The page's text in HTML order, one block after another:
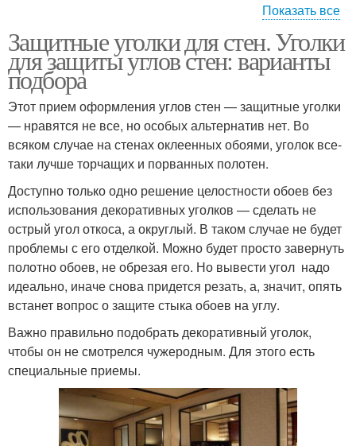
Пластиковые уголки
Уголок на наружные
углы
Показать все
Защитные уголки для стен. Уголки
для защиты углов стен: варианты
подбора
Этот прием оформления углов стен — защитные уголки
— нравятся не все, но особых альтернатив нет. Во
всяком случае на стенах оклеенных обоями, уголок все-
таки лучше торчащих и порванных полотен.
Доступно только одно решение целостности обоев без
использования декоративных уголков — сделать не
острый угол откоса, а округлый. В таком случае не будет
проблемы с его отделкой. Можно будет просто завернуть
полотно обоев, не обрезая его. Но вывести угол надо
идеально, иначе снова придется резать, а, значит, опять
встанет вопрос о защите стыка обоев на углу.
Важно правильно подобрать декоративный уголок,
чтобы он не смотрелся чужеродным. Для этого есть
специальные приемы.